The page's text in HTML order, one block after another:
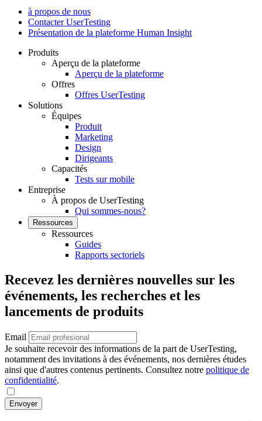
à propos de nous
Contacter UserTesting
Présentation de la plateforme Human Insight
Footer
Produits
Aperçu de la plateforme
Aperçu de la plateforme
Offres
Offres UserTesting
Solutions
Équipes
Produit
Marketing
Design
Dirigeants
Capacités
Tests sur mobile
Entreprise
À propos de UserTesting
Qui sommes-nous?
Ressources
Ressources
Guides
Rapports sectoriels
Recevez les dernières nouvelles sur les
événements, les recherches et les
lancements de produits
Email
Je souhaite recevoir des informations de la part de UserTesting,
notamment des invitations à des événements, nos dernières études
ainsi que d'autres contenus pertinents. Consultez notre politique de
confidentialité.
Envoyer